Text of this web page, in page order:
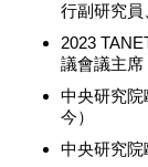
行副研究員
2023
議會議主席
中央研究院
今）
中央研究院